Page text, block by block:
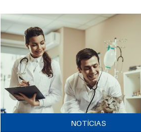
MAIS
NOTÍCIAS